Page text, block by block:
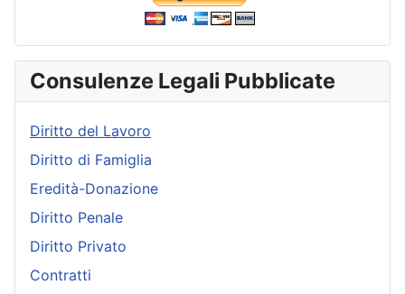
Consulenze Legali Pubblicate
Diritto del Lavoro
Diritto di Famiglia
Eredità-Donazione
Diritto Penale
Diritto Privato
Contratti